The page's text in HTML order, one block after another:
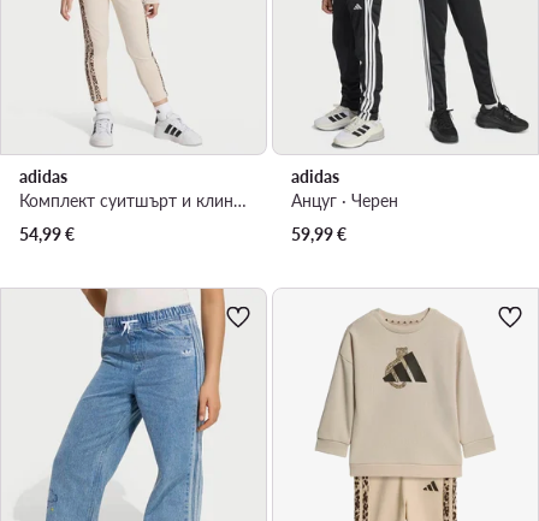
adidas
Комплект суитшърт и клин · Бежов
54,99€
adidas
Анцуг · Черен
59,99€